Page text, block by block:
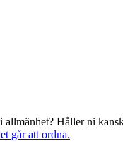
Håller ni
går att ordna.